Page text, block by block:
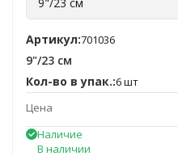
Артикул:701036
9"/23 см
Кол-во в упак.:6 шт
Цена
Наличие
В наличии